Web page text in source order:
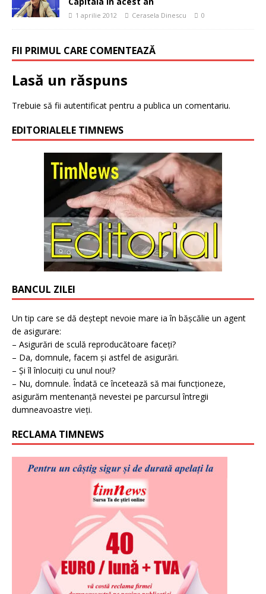
1 aprilie 2012 Cerasela Dinescu 0
FII PRIMUL CARE COMENTEAZĂ
Lasă un răspuns
Trebuie să fii autentificat pentru a publica un comentariu.
EDITORIALELE TIMNEWS
BANCUL ZILEI
Un tip care se dă deștept nevoie mare ia în bășcălie un agent
de asigurare:
– Asigurări de sculă reproducătoare faceți?
– Da, domnule, facem și astfel de asigurări.
– Și îl înlocuiți cu unul nou!?
– Nu, domnule. Îndată ce încetează să mai funcționeze,
asigurăm mentenanță nevestei pe parcursul întregii
dumneavoastre vieți.
RECLAMA TIMNEWS